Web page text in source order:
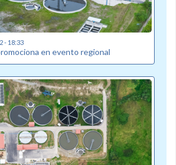
- 18:33
en evento regional